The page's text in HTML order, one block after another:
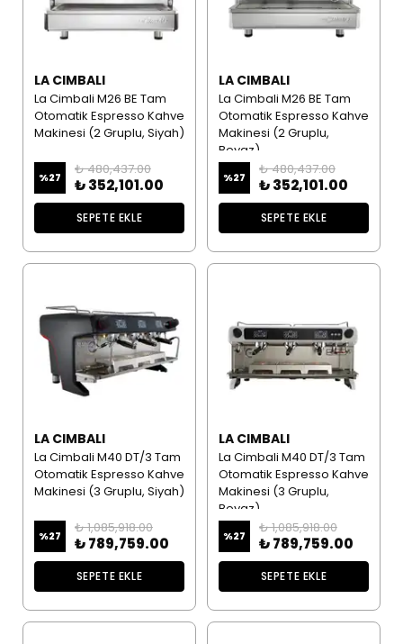
LA CIMBALI
La Cimbali M26 BE Tam
Otomatik Espresso Kahve
Makinesi (2 Gruplu, Siyah)
%27
₺ 480,437.00
₺ 352,101.00
SEPETE EKLE
LA CIMBALI
La Cimbali M26 BE Tam
Otomatik Espresso Kahve
Makinesi (2 Gruplu,
Beyaz)
%27
₺ 480,437.00
₺ 352,101.00
SEPETE EKLE
LA CIMBALI
La Cimbali M40 DT/3 Tam
Otomatik Espresso Kahve
Makinesi (3 Gruplu, Siyah)
%27
₺ 1,085,918.00
₺ 789,759.00
SEPETE EKLE
LA CIMBALI
La Cimbali M40 DT/3 Tam
Otomatik Espresso Kahve
Makinesi (3 Gruplu,
Beyaz)
%27
₺ 1,085,918.00
₺ 789,759.00
SEPETE EKLE